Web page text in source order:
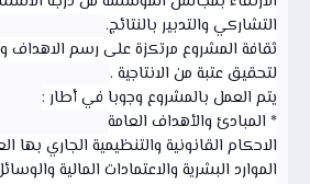
التشاركي والتدبير بالنتائج.
ثقافة المشروع مرتكزة على رسم الاهداف
لتحقيق عتبة من الانتاجية .
يتم العمل بالمشروع وجوبا في أطار :
* المبادئ والأهداف العامة
الاحكام القانونية والتنظيمية الجاري بها
الموارد البشرية والاعتمادات المالية